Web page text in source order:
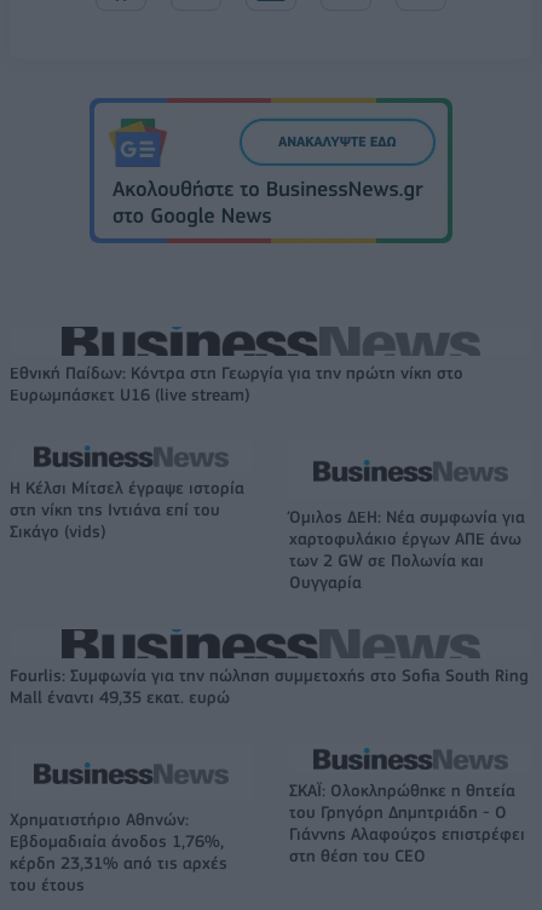
Εθνική Παίδων: Κόντρα στη Γεωργία για την πρώτη νίκη στο
Ευρωμπάσκετ U16 (live stream)
Η Κέλσι Μίτσελ έγραψε ιστορία
στη νίκη της Ιντιάνα επί του
Σικάγο (vids)
Όμιλος ΔΕΗ: Νέα συμφωνία για
χαρτοφυλάκιο έργων ΑΠΕ άνω
των 2 GW σε Πολωνία και
Ουγγαρία
Fourlis: Συμφωνία για την πώληση συμμετοχής στο Sofia South Ring
Mall έναντι 49,35 εκατ. ευρώ
Χρηματιστήριο Αθηνών:
Εβδομαδιαία άνοδος 1,76%,
κέρδη 23,31% από τις αρχές
του έτους
ΣΚΑΪ: Ολοκληρώθηκε η θητεία
του Γρηγόρη Δημητριάδη - Ο
Γιάννης Αλαφούζος επιστρέφει
στη θέση του CEO